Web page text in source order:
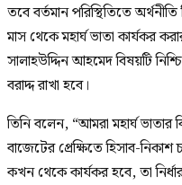
তবে বর্তমান পরিস্থিতিতে
মাস থেকে মহার্ঘ ভাতা কার্যকর
সালাহউদ্দিন আহমেদ বিষয়টি
বরাদ্দ রাখা হবে।
তিনি বলেন, “আমরা মহার্ঘ ভাতার
বাজেটের প্রেক্ষিতে হিসাব-
কখন থেকে কার্যকর হবে, তা